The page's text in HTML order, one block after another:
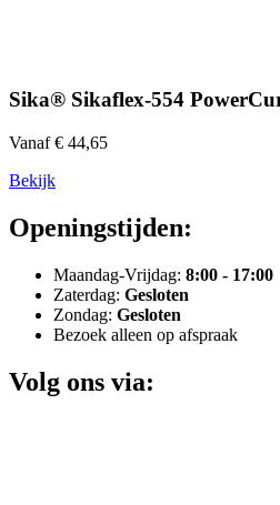
Sika® Sikaflex-554
Vanaf € 44,65
Bekijk
Openingstijden:
Maandag-Vrijdag: 8:00 - 17:00
Zaterdag: Gesloten
Zondag: Gesloten
Bezoek alleen op afspraak
Volg ons via: